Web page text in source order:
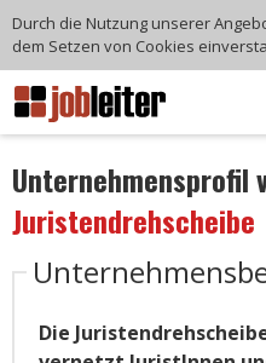
Unternehmensprofil
Juristendrehscheibe
Die
Durch die Nutzung unserer
dem Setzen von Cookies